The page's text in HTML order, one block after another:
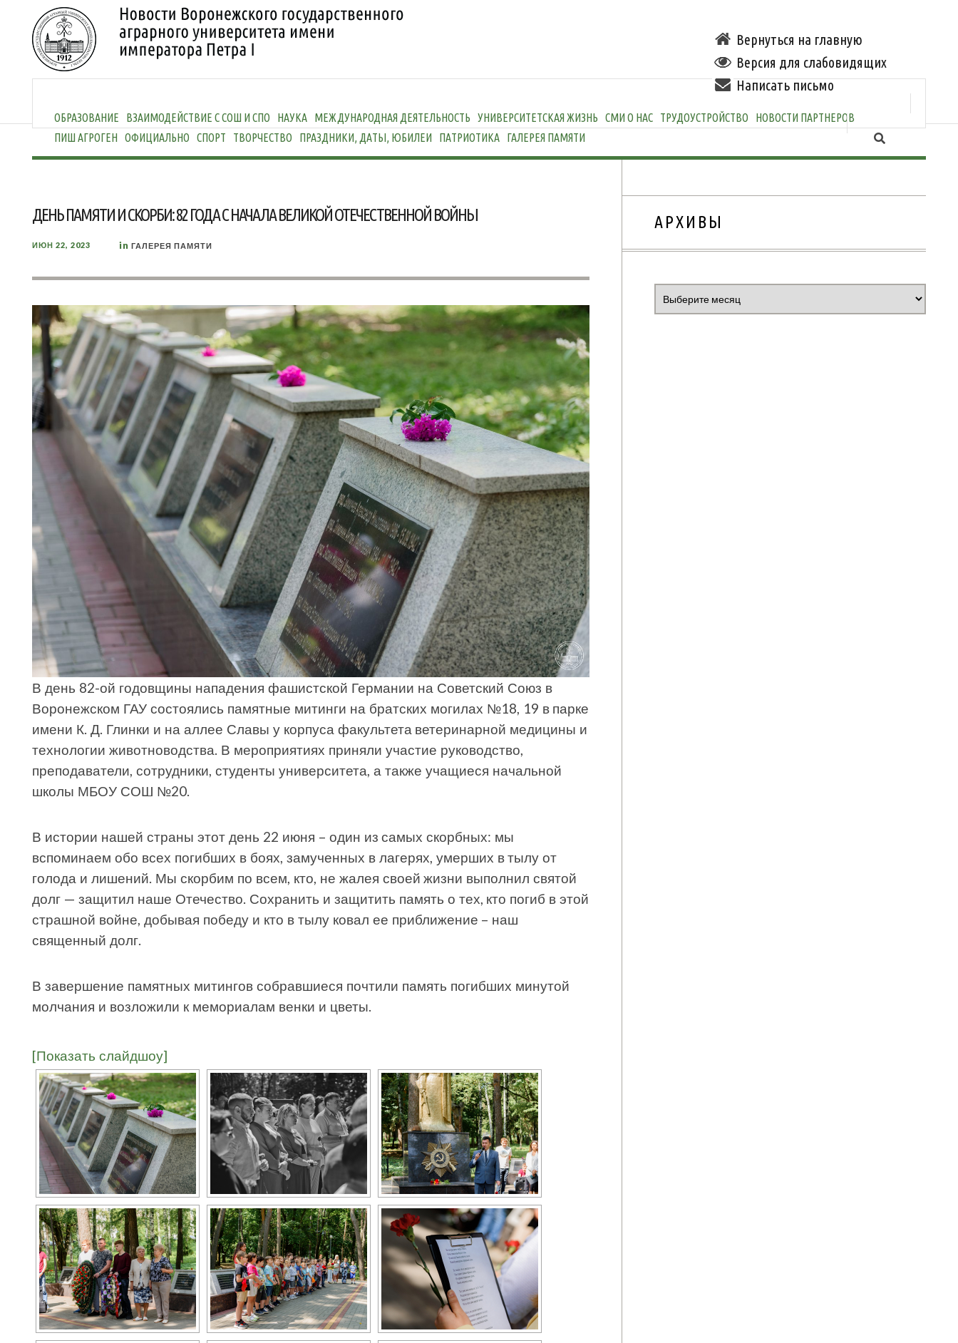
Вернуться на главную
Версия для слабовидящих
Написать письмо
ОБРАЗОВАНИЕ ВЗАИМОДЕЙСТВИЕ С СОШ И СПО НАУКА МЕЖДУНАРОДНАЯ ДЕЯТЕЛЬНОСТЬ УНИВЕРСИТЕТСКАЯ ЖИЗНЬ СМИ О НАС ТРУДОУСТРОЙСТВО
НОВОСТИ ПАРТНЕРОВ
ПИШ АГРОГЕН ОФИЦИАЛЬНО СПОРТ ТВОРЧЕСТВО ПРАЗДНИКИ, ДАТЫ, ЮБИЛЕИ ПАТРИОТИКА ГАЛЕРЕЯ ПАМЯТИ
ДЕНЬ ПАМЯТИ И СКОРБИ: 82 ГОДА С НАЧАЛА ВЕЛИКОЙ ОТЕЧЕСТВЕННОЙ ВОЙНЫ
ИЮН 22, 2023 in ГАЛЕРЕЯ ПАМЯТИ
В день 82-ой годовщины нападения фашистской Германии на Советский Союз в
Воронежском ГАУ состоялись памятные митинги на братских могилах №18, 19 в парке
имени К. Д. Глинки и на аллее Славы у корпуса факультета ветеринарной медицины и
технологии животноводства. В мероприятиях приняли участие руководство,
преподаватели, сотрудники, студенты университета, а также учащиеся начальной
школы МБОУ СОШ №20.
В истории нашей страны этот день 22 июня – один из самых скорбных: мы
вспоминаем обо всех погибших в боях, замученных в лагерях, умерших в тылу от
голода и лишений. Мы скорбим по всем, кто, не жалея своей жизни выполнил святой
долг — защитил наше Отечество. Сохранить и защитить память о тех, кто погиб в этой
страшной войне, добывая победу и кто в тылу ковал ее приближение – наш
священный долг.
В завершение памятных митингов собравшиеся почтили память погибших минутой
молчания и возложили к мемориалам венки и цветы.
[Показать слайдшоу]
АРХИВЫ